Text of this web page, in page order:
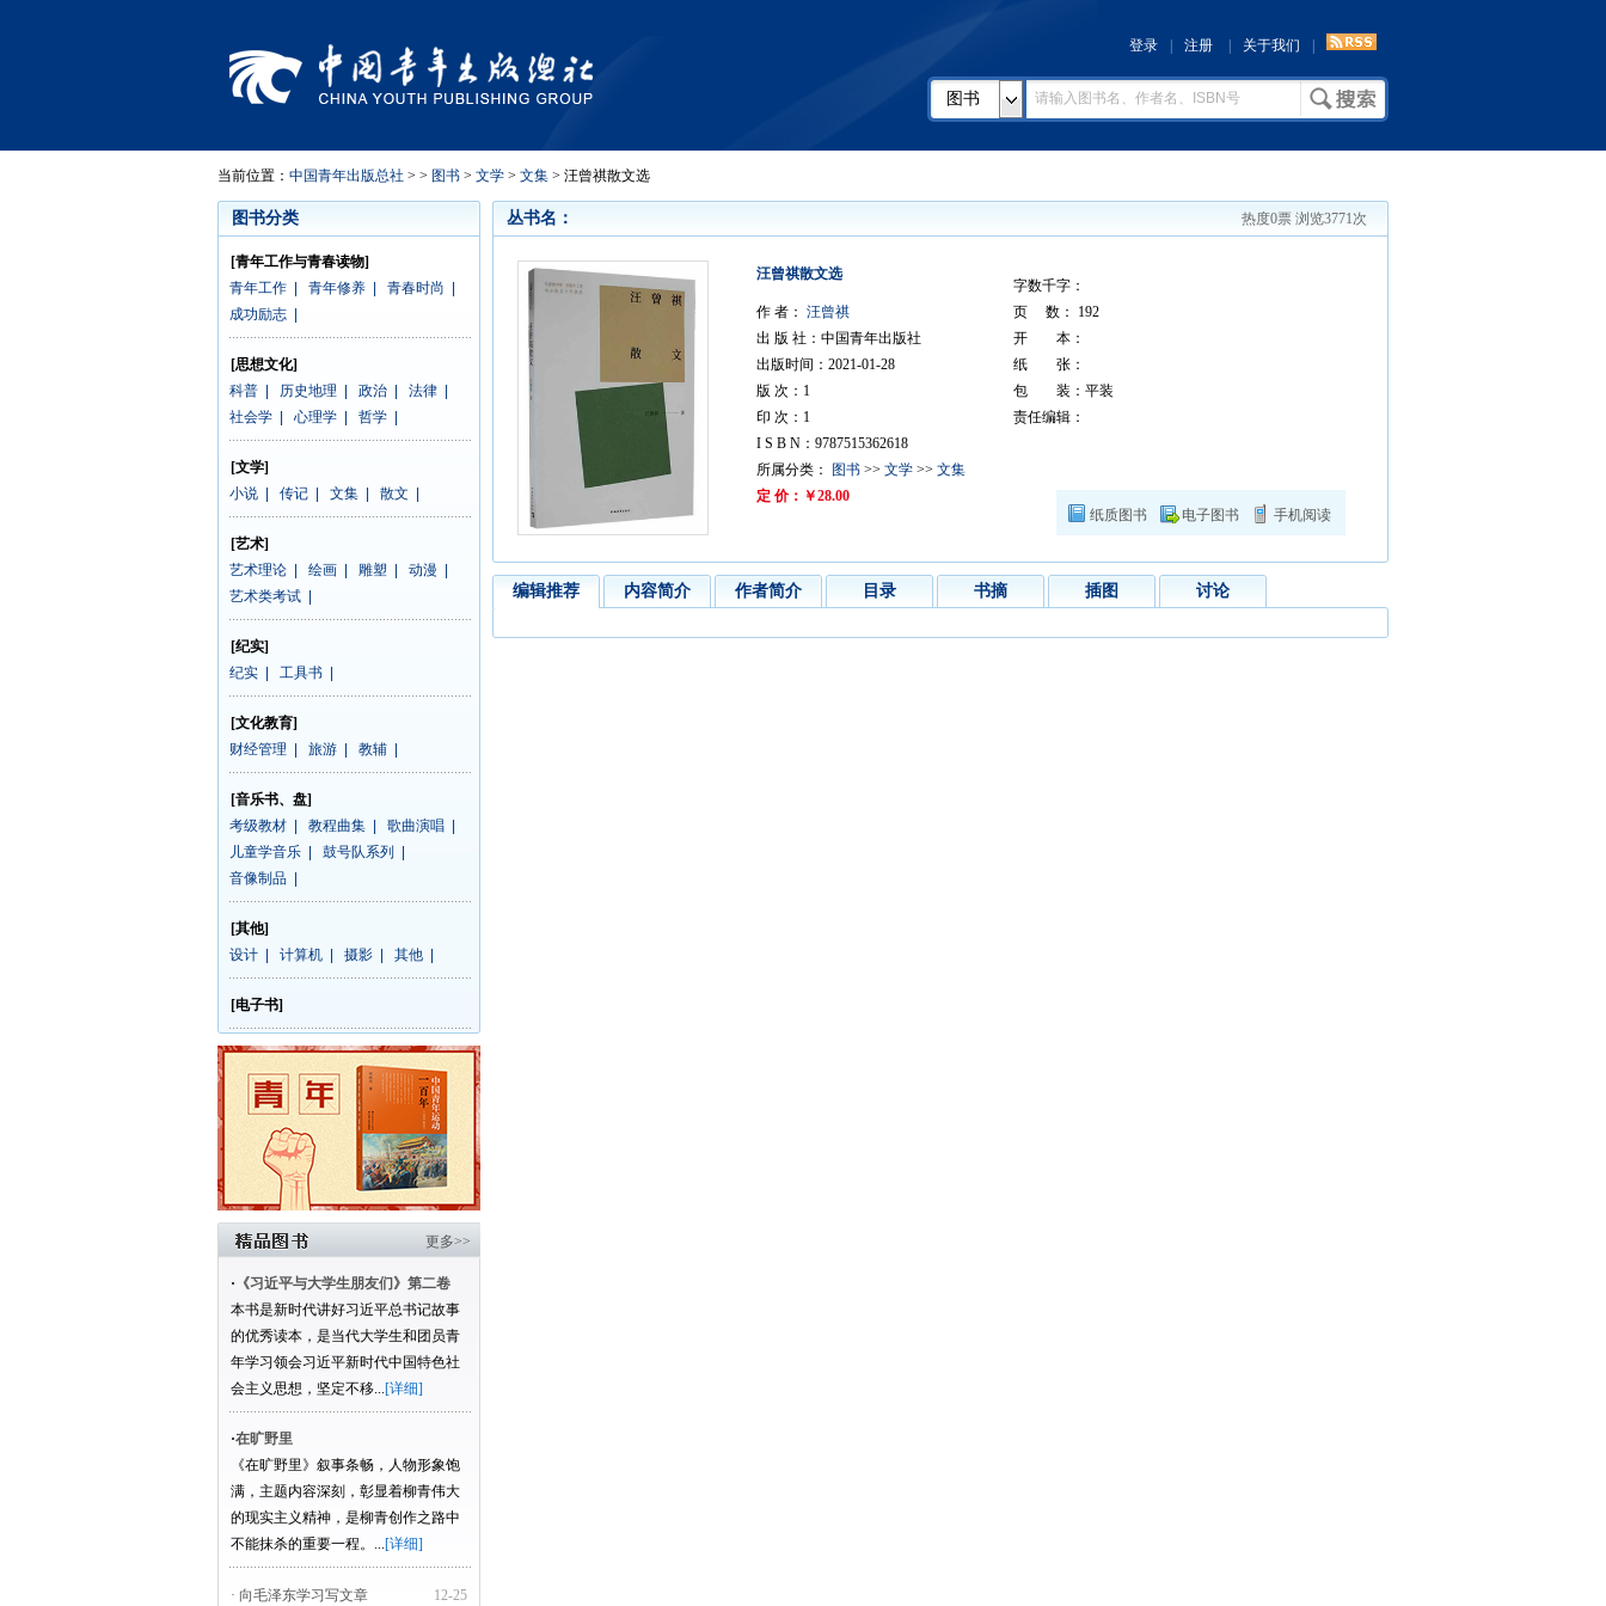
登录 注册 关于我们
图书
当前位置： 中国青年出版总社 > > 图书 > 文学 > 文集 > 汪曾祺散文选
图书分类
[青年工作与青春读物]
青年工作
青年修养 青春时尚
成功励志
[思想文化]
科普
历史地理 政治 法律
社会学
心理学 哲学
[文学]
小说
传记 文集 散文
[艺术]
艺术理论
绘画 雕塑 动漫
艺术类考试
[纪实]
纪实
工具书
[文化教育]
财经管理
旅游 教辅
[音乐书、盘]
考级教材
教程曲集 歌曲演唱
儿童学音乐
鼓号队系列
音像制品
[其他]
设计
计算机 摄影 其他
[电子书]
更多>>
· 《习近平与大学生朋友们》第二卷
本书是新时代讲好习近平总书记故事
的优秀读本，是当代大学生和团员青
年学习领会习近平新时代中国特色社
会主义思想，坚定不移...[详细]
·在旷野里
《在旷野里》叙事条畅，人物形象饱
满，主题内容深刻，彰显着柳青伟大
的现实主义精神，是柳青创作之路中
不能抹杀的重要一程。...[详细]
12-25
· 向毛泽东学习写文章
热度0票 浏览3771次
丛书名：
纸质图书 电子图书 手机阅读
汪曾祺散文选
作 者： 汪曾祺
出 版 社：中国青年出版社
出版时间：2021-01-28
版 次：1
印 次：1
I S B N：9787515362618
所属分类：
图书 >> 文学 >> 文集
定 价：￥28.00
字数千字：
页 数： 192
开 本：
纸 张：
包 装：平装
责任编辑：
编辑推荐 内容简介 作者简介 目录 书摘 插图 讨论